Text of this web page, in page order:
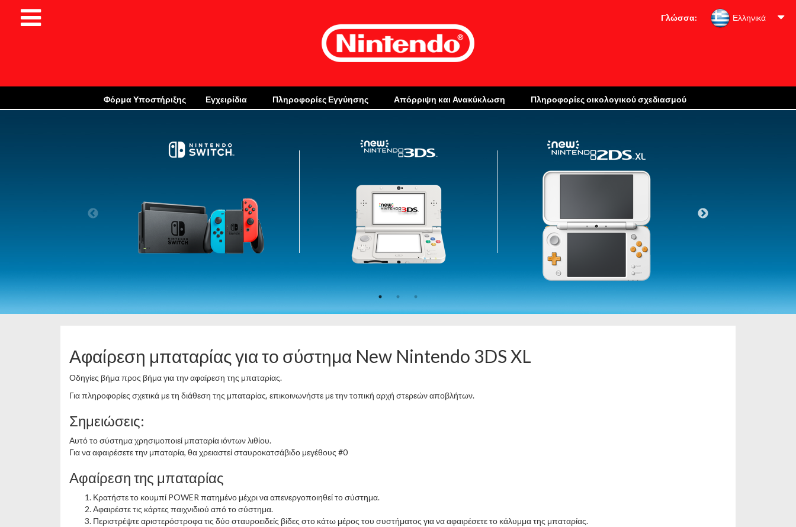
Γλώσσα: Ελληνικά
Φόρμα Υποστήριξης Εγχειρίδια Πληροφορίες Εγγύησης Απόρριψη και Ανακύκλωση Πληροφορίες οικολογικού σχεδιασμού
Αφαίρεση μπαταρίας για το σύστημα New Nintendo 3DS XL
Οδηγίες βήμα προς βήμα για την αφαίρεση της μπαταρίας.
Για πληροφορίες σχετικά με τη διάθεση της μπαταρίας, επικοινωνήστε με την τοπική αρχή στερεών αποβλήτων.
Σημειώσεις:
Αυτό το σύστημα χρησιμοποιεί μπαταρία ιόντων λιθίου.
Για να αφαιρέσετε την μπαταρία, θα χρειαστεί σταυροκατσάβιδο μεγέθους #0
Αφαίρεση της μπαταρίας
Κρατήστε το κουμπί POWER πατημένο μέχρι να απενεργοποιηθεί το σύστημα.
Αφαιρέστε τις κάρτες παιχνιδιού από το σύστημα.
Περιστρέψτε αριστερόστροφα τις δύο σταυροειδείς βίδες στο κάτω μέρος του συστήματος για να αφαιρέσετε το κάλυμμα της μπαταρίας.